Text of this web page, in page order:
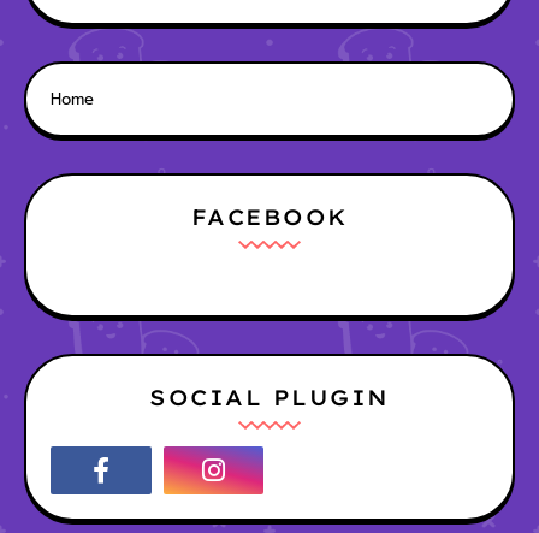
Home
FACEBOOK
SOCIAL PLUGIN